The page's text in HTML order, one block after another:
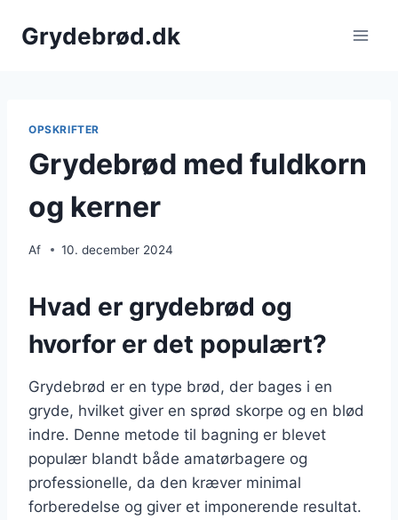
Grydebrød.dk
OPSKRIFTER
Grydebrød med fuldkorn
og kerner
Af 10. december 2024
Hvad er grydebrød og
hvorfor er det populært?
Grydebrød er en type brød, der bages i en
gryde, hvilket giver en sprød skorpe og en blød
indre. Denne metode til bagning er blevet
populær blandt både amatørbagere og
professionelle, da den kræver minimal
forberedelse og giver et imponerende resultat.